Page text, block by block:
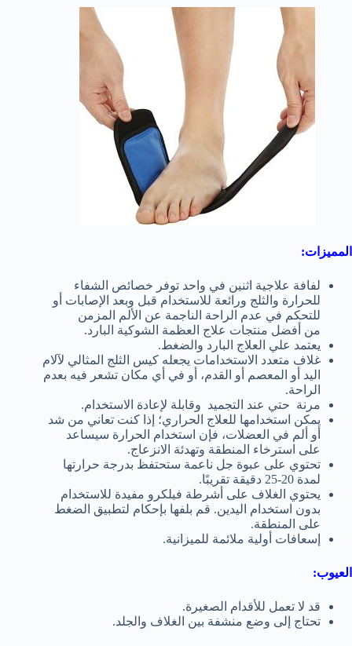
المميزات:
لفافة علاجية اثنين في واحد توفر خصائص الشفاء
للحرارة والثلج ورائعة للاستخدام قبل وبعد الإصابات أو
للتحكم في عدم الراحة الناجمة عن الألم المزمن
من أفضل منتجات علاج العظمة الشوكية البارد.
يعتمد علي العلاج البارد والضغط.
غلاف متعدد الاستخدامات يجعله كيس الثلج المثالي لآلام
اليد أو المعصم أو القدم، أو في أي مكان تشعر فيه بعدم
الراحة.
مرنة حتي عند التجميد وقابلة لإعادة الاستخدام.
يمكن استخدامها للعلاج الحراري؛ إذا كنت تعاني من شد
أو ألم في العضلات، فإن استخدام الحرارة سيساعد
على استرخاء المنطقة وتهدئة الانزعاج.
تحتوي على عبوة جل ناعمة ستحتفظ بدرجة حرارتها
لمدة 20-25 دقيقة تقريبًا.
يحتوي الغلاف على أشرطة فيلكرو مفيدة للاستخدام
بدون استخدام اليدين. قم بلفها بإحكام لتطبيق الضغط
على المنطقة.
إسعافات أولية ملائمة للميزانية.
العيوب:
قد لا تعمل للأقدام الصغيرة.
تحتاج إلى وضع منشفة بين الغلاف والجلد.